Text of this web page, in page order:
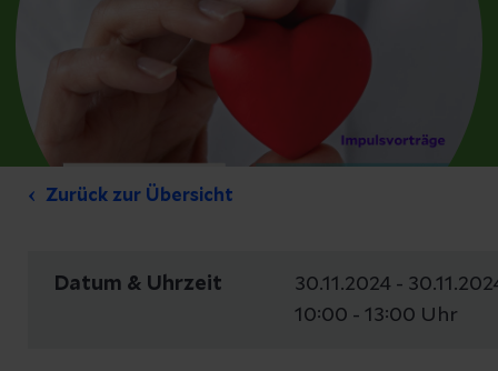
Zurück zur Übersicht
Datum & Uhrzeit
30.11.2024 -
10:00 - 13:00 Uhr